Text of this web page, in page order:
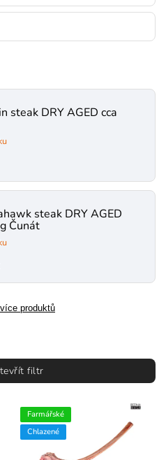
steak DRY AGED cca
steak DRY AGED
Čunát
produktů
filtr
Farmářské
Chlazené